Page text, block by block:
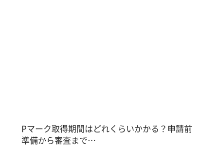
Pマーク取得期間はどれくらいかかる？申請前
準備から審査まで…